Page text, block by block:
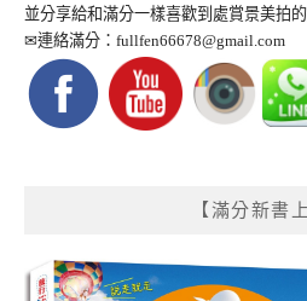
並分享給和滿分一樣喜歡到處賞景美拍的
✉連絡滿分： fullfen66678@gmail.com
【滿分新書